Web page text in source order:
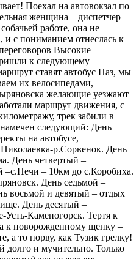
Поехал на автовокзал по
женщина – диспетчер
работе, она не
и с пониманием отнеслась к
Высокие
к следующему
ставят автобус Паз, мы
их велосипедами,
желающие уезжают
маршрут движения, с
трек забили в
следующий: День
на автобусе,
р.Сорвенок. День
День четвертый –
– 10км до с.Коробиха.
День седьмой –
восьмой и девятый – отдых
День десятый –
Каменогорск. Тертя к
к новорожденному щенку –
а то порву, как Тузик грелку!
и мучительно. Только